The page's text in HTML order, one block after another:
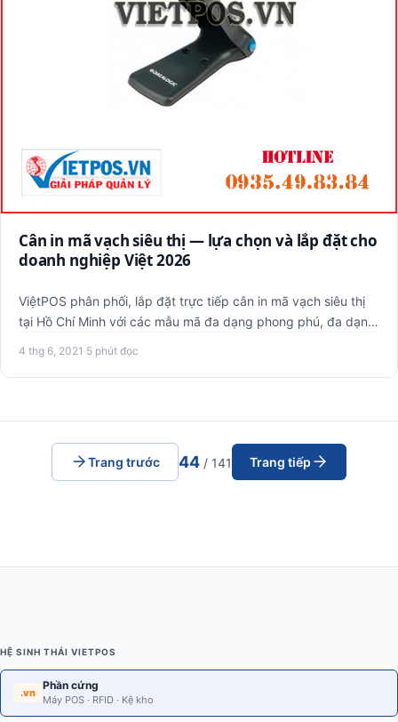
Cân in mã vạch siêu thị — lựa chọn và lắp đặt cho
doanh nghiệp Việt 2026
ViệtPOS phân phối, lắp đặt trực tiếp cân in mã vạch siêu thị
tại Hồ Chí Minh với các mẫu mã đa dạng phong phú, đa dạng.
4 thg 6, 2021 ·5 phút đọc
Trang trước 44 / 141 Trang tiếp
HỆ SINH THÁI VIETPOS
.vn
Phần cứng
Máy POS · RFID · Kệ kho